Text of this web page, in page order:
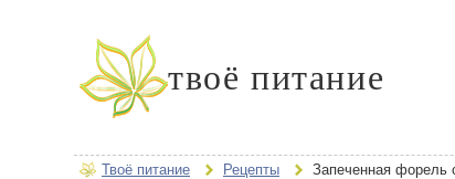
твоё питание
Твоё питание Рецепты Запеченная форель